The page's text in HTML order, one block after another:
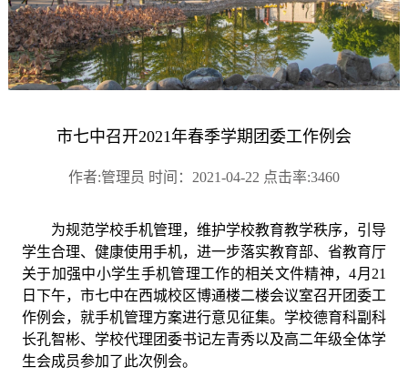
市七中召开2021年春季学期团委工作例会
作者:管理员 时间：2021-04-22 点击率:3460
为规范学校手机管理，维护学校教育教学秩序，引导
学生合理、健康使用手机，进一步落实教育部、省教育厅
关于加强中小学生手机管理工作的相关文件精神，4月21
日下午，市七中在西城校区博通楼二楼会议室召开团委工
作例会，就手机管理方案进行意见征集。学校德育科副科
长孔智彬、学校代理团委书记左青秀以及高二年级全体学
生会成员参加了此次例会。